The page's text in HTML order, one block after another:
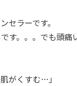
セラーです。
す。。。でも頭
がくすむ…」